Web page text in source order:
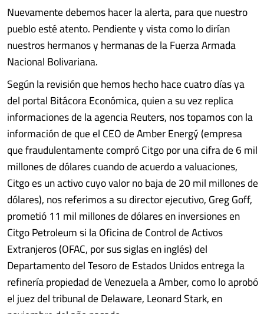
Nuevamente debemos hacer la alerta, para que nuestro
pueblo esté atento. Pendiente y vista como lo dirían
nuestros hermanos y hermanas de la Fuerza Armada
Nacional Bolivariana.
Según la revisión que hemos hecho hace cuatro días ya
del portal Bitácora Económica, quien a su vez replica
informaciones de la agencia Reuters, nos topamos con la
información de que el CEO de Amber Energý (empresa
que fraudulentamente compró Citgo por una cifra de 6 mil
millones de dólares cuando de acuerdo a valuaciones,
Citgo es un activo cuyo valor no baja de 20 mil millones de
dólares), nos referimos a su director ejecutivo, Greg Goff,
prometió 11 mil millones de dólares en inversiones en
Citgo Petroleum si la Oficina de Control de Activos
Extranjeros (OFAC, por sus siglas en inglés) del
Departamento del Tesoro de Estados Unidos entrega la
refinería propiedad de Venezuela a Amber, como lo aprobó
el juez del tribunal de Delaware, Leonard Stark, en